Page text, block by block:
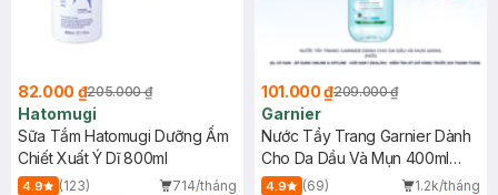
82.000 ₫205.000 ₫
Hatomugi
Sữa Tắm Hatomugi Dưỡng Ẩm
Chiết Xuất Ý Dĩ 800ml
4.9 (123)
714/tháng
101.000 ₫209.000 ₫
Garnier
Nước Tẩy Trang Garnier Dành
Cho Da Dầu Và Mụn 400ml
(Mới)
4.9 (69)
1.2k/tháng